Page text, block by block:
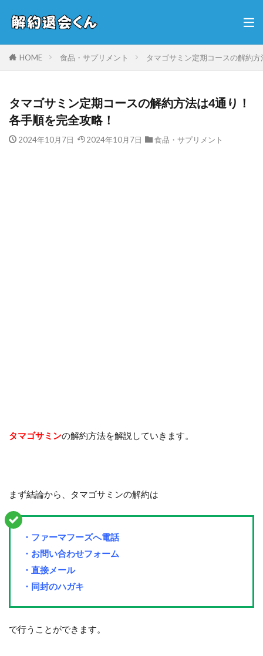
HOME 食品・サプリメント タマゴサミン定期コースの解約
タマゴサミン定期コースの解約方法は4通り！
各手順を完全攻略！
2024年10月7日 2024年10月7日 食品・サプリメント
タマゴサミンの解約方法を解説していきます。
まず結論から、タマゴサミンの解約は
・ファーマフーズへ電話
・お問い合わせフォーム
・直接メール
・同封のハガキ
で行うことができます。